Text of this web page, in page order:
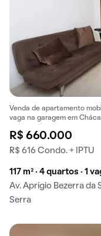
Venda de apartamento
vaga na garagem em
R$ 660.000
R$ 616 Condo. + IPTU
117 m² · 4 quartos · 1
Av. Aprígio Bezerra da
Serra